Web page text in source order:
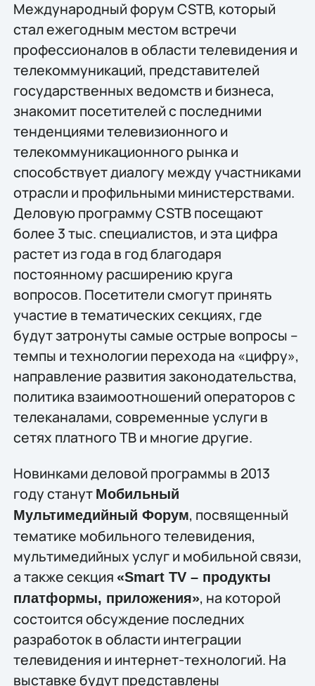
Международный форум CSTB, который
стал ежегодным местом встречи
профессионалов в области телевидения и
телекоммуникаций, представителей
государственных ведомств и бизнеса,
знакомит посетителей с последними
тенденциями телевизионного и
телекоммуникационного рынка и
способствует диалогу между участниками
отрасли и профильными министерствами.
Деловую программу CSTB посещают
более 3 тыс. специалистов, и эта цифра
растет из года в год благодаря
постоянному расширению круга
вопросов. Посетители смогут принять
участие в тематических секциях, где
будут затронуты самые острые вопросы –
темпы и технологии перехода на «цифру»,
направление развития законодательства,
политика взаимоотношений операторов с
телеканалами, современные услуги в
сетях платного ТВ и многие другие.
Новинками деловой программы в 2013
году станут Мобильный
Мультимедийный Форум, посвященный
тематике мобильного телевидения,
мультимедийных услуг и мобильной связи,
а также секция «Smart TV – продукты
платформы, приложения», на которой
состоится обсуждение последних
разработок в области интеграции
телевидения и интернет-технологий. На
выставке будут представлены